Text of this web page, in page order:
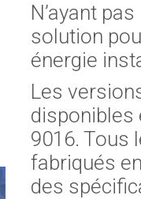
N’ayant
solution
énergie
Les
disponibles
9016. Tous
fabriqués
des